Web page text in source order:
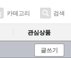
카테고리 검색
관심상품
글쓰기